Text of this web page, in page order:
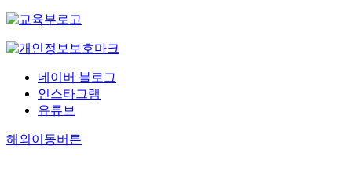
네이버 블로그
인스타그램
유튜브
해외이동버튼